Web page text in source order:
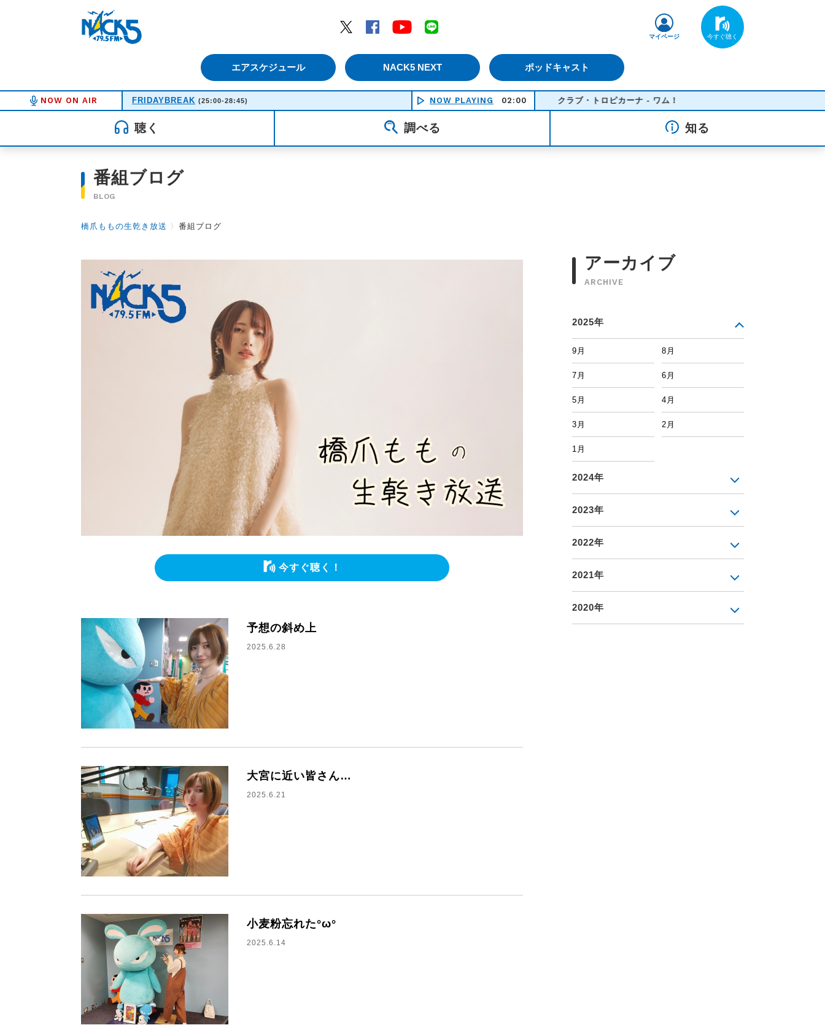
Twitter
Facebook YouTube
エアスケジュール NACK5 NEXT ポッドキャスト
マイページ
NOW ON AIR FRIDAYBREAK (25:00-28:45) NOW PLAYING 02:00クラブ・トロピカーナ - ワム！
聴く 調べる 知る
番組ブログ
BLOG
橋爪ももの生乾き放送 〉 番組ブログ
今すぐ聴く！
予想の斜め上
2025.6.28
大宮に近い皆さん…
2025.6.21
小麦粉忘れた°ω°
2025.6.14
アーカイブ
ARCHIVE
2025年
9月 8月
7月 6月
5月 4月
3月 2月
1月
2024年
2023年
2022年
2021年
2020年